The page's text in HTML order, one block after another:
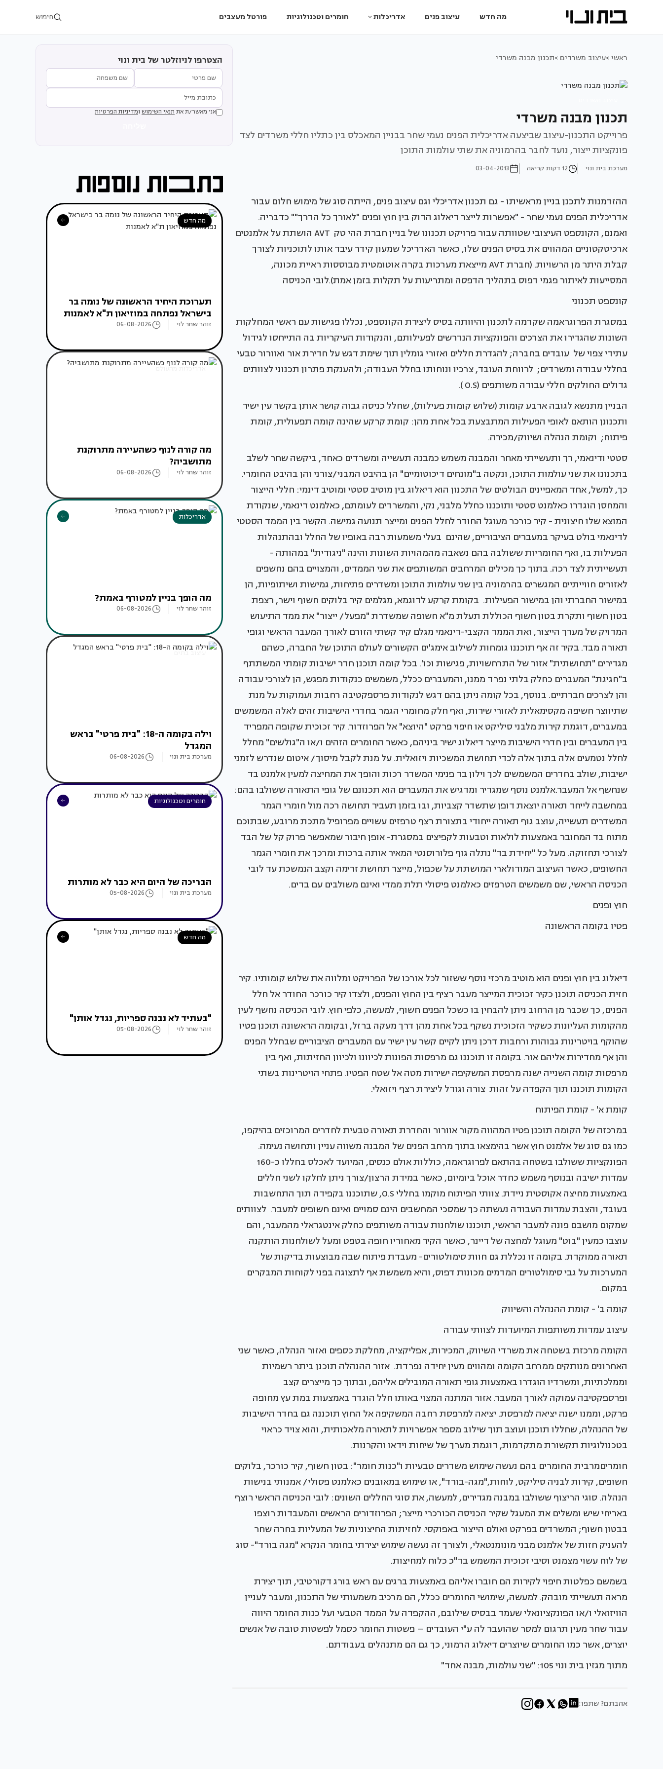
מה חדש עיצוב פנים אדריכלות חומרים וטכנולוגיות פורטל מעצבים חיפוש
ראשי >עיצוב משרדים >תכנון מבנה משרדי
תכנון מבנה משרדי
פרוייקט התכנון-עיצוב שביצעה אדריכלית הפנים נעמי שחר בבניין המאכלס בין כתליו חללי משרדים לצד
פונקציות ייצור, נועד לחבר בהרמוניה את שתי עולמות התוכן
מערכת בית ונוי 12 דקות קריאה 03-04-2013
ההזדמנות לתכנן בניין מראשיתו - גם תכנון אדריכלי וגם עיצוב פנים, הייתה סוג של מימוש חלום עבור
אדריכלית הפנים נעמי שחר - "אפשרות לייצר דיאלוג הדוק בין חוץ ופנים "לאורך כל הדרך"" כדבריה.
ואמנם, הקונספט העיצובי שטוותה עבור פרויקט תכנונו של בניין חברת ההי טק AVT הושתת על אלמנטים
ארכיטקטוניים המהווים את בסיס הפנים שלו, כאשר האדריכל שמעון קידר עיבד אותו לתוכניות לצורך
קבלת היתר מן הרשויות. (חברת AVT מייצאת מערכות בקרה אוטומטית מבוססות ראיית מכונה,
המסייעות לאיתור פגמי דפוס בתהליך הדפסה ומתריעות על תקלות בזמן אמת).לובי הכניסה
קונספט תכנוני
במסגרת הפרוגראמה שקדמה לתכנון והיוותה בסיס ליצירת הקונספט, נכללו פגישות עם ראשי המחלקות
השונות שהגדירו את הצרכים והפונקציות הנדרשים לפעילותם, והנקודות העיקריות בה התייחסו לגידול
עתידי צפוי של עובדים בחברה; להגדרת חללים ואזורי גומלין תוך שימת דגש על חדירת אור ואוורור טבעי
בחללי עבודה ומשרדים; לרווחת העובד, צרכיו ונוחותו בחלל העבודה; ולהענקת פתרון תכנוני לצוותים
גדולים החולקים חללי עבודה משותפים (O.S ).
הבניין מתנשא לגובה ארבע קומות (שלוש קומות פעילות), שחלל כניסה גבוה קושר אותן בקשר עין ישיר
ותכנונן הותאם לאופי הפעילות המתבצעת בכל אחת מהן: קומת קרקע שהינה קומה תפעולית, קומת
פיתוח; וקומת הנהלה ושיווק/מכירה.
סטטי ודינאמי, רך ותעשייתי מאחר והמבנה משמש כמבנה תעשייה ומשרדים כאחד, ביקשה שחר לשלב
בתכנונו את שני עולמות התוכן, ונקטה ב"מונחים דיכוטומיים" הן בהיבט המבני/צורני והן בהיבט החומרי.
כך, למשל, אחד המאפיינים הבולטים של התכנון הוא דיאלוג בין מוטיב סטטי ומוטיב דינמי: חללי הייצור
והמחסן הוגדרו כאלמנט סטטי ותוכננו כחלל מלבני, נקי, והמשרדים לעומתם, כאלמנט דינאמי, שנקודת
המוצא שלו חיצונית - קיר כורכר מעוגל החודר לחלל הפנים ומייצר תנועה גמישה. הקשר בין הממד הסטטי
לדינאמי בולט בעיקר במעברים הציבוריים, שהינם בעלי משמעות רבה באופיו של החלל ובהתנהלות
הפעילות בו, ואף החומריות ששולבה בהם נשאבה מהמהויות השונות והינה "ניגודית" במהותה -
תעשייתית לצד רכה. בתוך כך מכילים המרחבים המשותפים את שני הממדים, והמצויים בהם נחשפים
לאזורים חווייתיים המגשרים בהרמוניה בין שני עולמות התוכן ומשדרים פתיחות, גמישות ושיתופיות, הן
במישור החברתי והן במישור הפעילות. בקומת קרקע לדוגמא, מגלמים קיר בלוקים חשוף וישר, רצפת
בטון חשוף ותקרת בטון חשוף הכוללת תעלת מ"א חשופה שמשדרת "מפעל/ ייצור" את ממד התיעוש
המדויק של מערך הייצור, ואת הממד הקצבי-דינאמי מגלם קיר קשתי הזורם לאורך המעבר הראשי וגופי
תאורה מבד. בקיר זה אף תוכננו גומחות לשילוב אימג'ים הקשורים לעולם התוכן של החברה, כשהם
מגדירים "תחושתית" אזור של התרחשויות, פגישות וכו'. בכל קומה תוכנן חדר ישיבות קומתי המשתתף
ב"חגיגת" המעברים כחלק בלתי נפרד ממנו, והמעברים ככלל, משמשים כנקודות מפגש, הן לצורכי עבודה
והן לצרכים חברתיים. בנוסף, בכל קומה ניתן בהם דגש לנקודות פרספקטיבה רחבות ועמוקות על מנת
שתיווצר חשיפה מקסימאלית לאזורי שירות, ואף חלק מחומרי הגמר בחדרי הישיבות זהים לאלה המשמשים
במעברים, דוגמת קירות מלבני סיליקט או חיפוי פרקט "היוצא" אל הפרוזדור. קיר זכוכית שקופה המפריד
בין המעברים ובין חדרי הישיבות מייצר דיאלוג ישיר ביניהם, כאשר החומרים הזהים ו/או ה"גולשים" מחלל
לחלל נטמעים אלה בתוך אלה לכדי תחושת המשכיות ויזואלית. על מנת לקבל מיסוך/ איטום שנדרש לזמני
ישיבות, שולב בחדרים המשמשים לכך וילון בד פנימי המשדר רכות והופך את המחיצה למעין אלמנט בד
שנחשף אל המעבר.אלמנט נוסף שמגדיר ומדגיש את המעברים הוא תכנונם של גופי התאורה ששולבו בהם:
במחשבה לייחד תאורה יוצאת דופן שתשדר קצביות, ובו בזמן תעביר תחושה רכה מול חומרי הגמר
המשדרים תעשייה, עוצב גוף תאורה ייחודי בתצורת רצף טרפזים עשויים מפרופיל מתכת מרובע, שבתוכם
מתוח בד המחובר באמצעות לולאות וטבעות לקפיצים במסגרת- אופן חיבור שמאפשר פרוק קל של הבד
לצורכי תחזוקה. מעל כל "יחידת בד" נתלה גוף פלורוסנטי המאיר אותה ברכות ומרכך את חומרי הגמר
החשופים, כאשר העיצוב המודולארי המושתת על שכפול, מייצר תחושת זרימה וקצב הנמשכת עד לובי
הכניסה הראשי, שם משמשים הטרפזים כאלמנט פיסולי תלת ממדי ואינם משולבים עם בדים.
חוץ ופנים
פטיו בקומה הראשונה
דיאלוג בין חוץ ופנים הוא מוטיב מרכזי נוסף ששזור לכל אורכו של הפרויקט ומלווה את שלוש קומותיו. קיר
חזית הכניסה תוכנן כקיר זכוכית המייצר מעבר רציף בין החוץ והפנים, ולצדו קיר כורכר החודר אל חלל
הפנים, כך שכבר מן הרחוב ניתן להבחין בו כשכל הפנים חשוף, למעשה, כלפי חוץ. לובי הכניסה נחשף לעין
מהקומות העליונות כשקיר הזכוכית נשקף בכל אחת מהן דרך מעקה ברזל, ובקומה הראשונה תוכנן פטיו
שהוקף בויטרינות גבוהות ורחבות דרכן ניתן לקיים קשר עין ישיר עם המעברים הציבוריים שבחלל הפנים
והן אף מחדירות אליהם אור. בקומה זו תוכננו גם מרפסות הפונות לכיוונו ולכיוון החזיתות, ואף בין
מרפסות קומה השנייה ישנה מרפסת המשקיפה ישירות מטה אל שטח הפטיו. פתחי הויטרינות בשתי
הקומות תוכננו תוך הקפדה על זהות צורה וגודל ליצירת רצף ויזואלי.
קומת א' - קומת הפיתוח
במרכזה של הקומה תוכנן פטיו המהווה מקור אוורור והחדרת תאורה טבעית לחדרים המרוכזים בהיקפו,
כמו גם סוג של אלמנט חוץ אשר בהימצאו בתוך מרחב הפנים של המבנה משווה עניין ותחושה נעימה.
הפונקציות ששולבו בשטחה בהתאם לפרוגראמה, כוללות אולם כנסים, המיועד לאכלס בחללו כ-160
עמדות ישיבה ובנוסף משמש כחדר אוכל ביומיום, כאשר במידת הרצון/צורך ניתן לחלקו לשני חללים
באמצעות מחיצה אקוסטית ניידת. צוותי הפיתוח מוקמו בחללי O.S, שתוכננו בקפידה תוך התחשבות
בעובד, והצבת עמדות העבודה נעשתה כך שמסכי המחשבים הינם סמויים ואינם חשופים למעבר. לצוותים
שמקום מושבם פונה למעבר הראשי, תוכננו שולחנות עבודה משותפים כחלק אינטגראלי מהמעבר, והם
עוצבו כמעין "בוט" מעוגל למחצה של דיינר, כאשר הקיר מאחוריו חופה בטפט ומעל לשולחנות הותקנה
תאורה ממוקדת. בקומה זו נכללת גם חוות סימולטורים- מעבדת פיתוח שבה מבוצעות בדיקות של
המערכות על גבי סימולטורים המדמים מכונות דפוס, והיא משמשת אף לתצוגה בפני לקוחות המבקרים
במקום.
קומה ב' - קומת ההנהלה והשיווק
עיצוב עמדות משותפות המיועדות לצוותי עבודה
הקומה מרכזת בשטחה את משרדי השיווק, המכירות, אפליקציה, מחלקת כספים ואזור הנהלה, כאשר שני
האחרונים מנותקים ממרחב הקומה ומהווים מעין יחידה נפרדת. אזור ההנהלה תוכנן ביתר רשמיות
וממלכתיות, ומשרדיו הוגדרו באמצעות גופי תאורה המובילים אליהם, ובתוך כך מייצרים קצב
ופרספקטיבה עמוקה לאורך המעבר. אזור המתנה המצוי באותו חלל הוגדר באמצעות במת עץ מחופה
פרקט, וממנו ישנה יציאה למרפסת. יציאה למרפסת רחבה המשקיפה אל החוץ תוכננה גם בחדר הישיבות
של ההנהלה, שחללו תוכנן ועוצב תוך שילוב מספר אפשרויות לתאורה מלאכותית, והוא צויד כראוי
בטכנולוגיות תקשורת מתקדמות, דוגמת מערך של שיחות וידאו והקרנות.
חומריםמרבית החומרים בהם נעשה שימוש משדרים טבעיות ו"כנות חומר": בטון חשוף, קיר כורכר, בלוקים
חשופים, קירות לבניה סיליקט, לוחות,"מגה-בורד", או שימוש במאובנים כאלמנט פסולי/ אמנותי בנישות
הנהלה. סוגי הריצוף ששולבו במבנה מגדירים, למעשה, את סוגי החללים השונים: לובי הכניסה הראשי רוצף
באריחי שיש ומשלים את המעגל שקיר הכניסה הכורכרי מייצר; הפרוזדורים הראשים והמעבדות רוצפו
בבטון חשוף; המשרדים בפרקט ואולם הייצור באפוקסי. לחזיתות החיצוניות של המעליות בחרה שחר
להעניק חזות של אלמנט מבני מונומנטאלי, ולצורך זה נעשה שימוש יצירתי בחומר הנקרא "מגה בורד"- סוג
של לוח עשוי מצמנט וסיבי זכוכית המשמש בד"כ כלוח למחיצות.
בשמשם כפלטות חיפוי לקירות הם חוברו אליהם באמצעות ברגים עם ראש בורג דקורטיבי, תוך יצירת
מראה תעשייתי מובהק. למעשה, שימושי החומרים ככלל, הם מרכיב משמעותי של התכנון, ומעבר לעניין
הוויזואלי ו/או הפונקציונאלי שעמד בבסיס שילובם, ההקפדה על הממד הטבעי ועל כנות החומר היווה
עבור שחר מעין תרגום למסר שהועבר לה ע"י העובדים – פשטות החומר כסמל לפשטות טובה של אנשים
יוצרים, אשר כמו החומרים שיוצרים דיאלוג הרמוני, כך גם הם מתנהלים בעבודתם.
מתוך מגזין בית ונוי 105: "שני עולמות, מבנה אחד"
אהבתם? שתפו:
הצטרפו לניוזלטר של בית ונוי
אני מאשר/ת את תנאי השימוש ומדיניות הפרטיות
מה חדש
תערוכת היחיד הראשונה של נומה בר
בישראל נפתחה במוזיאון ת"א לאמנות
זוהר שחר לוי 06-08-2026
אדריכלות מהעולם
מה קורה לנוף כשהעיירה מתרוקנת
מתושביה?
זוהר שחר לוי 06-08-2026
אדריכלות
מה הופך בניין למטורף באמת?
זוהר שחר לוי 06-08-2026
עיצוב בתים
וילה בקומה ה-18: "בית פרטי" בראש
המגדל
מערכת בית ונוי 06-08-2026
חומרים וטכנולוגיות
הבריכה של היום היא כבר לא מותרות
מערכת בית ונוי 05-08-2026
מה חדש
"בעתיד לא נבנה ספריות, נגדל אותן"
זוהר שחר לוי 05-08-2026